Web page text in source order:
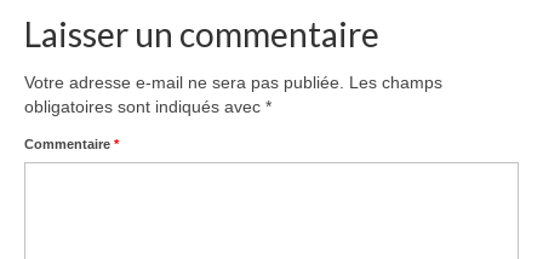
Laisser un commentaire
Votre adresse e-mail ne sera pas publiée.
Les champs
obligatoires sont indiqués avec *
Commentaire *